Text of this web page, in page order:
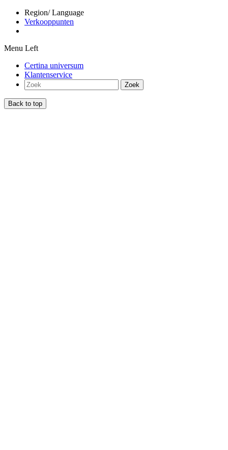
Region/ Language
Verkooppunten
Menu Left
Certina universum
Klantenservice
Zoek
Back to top